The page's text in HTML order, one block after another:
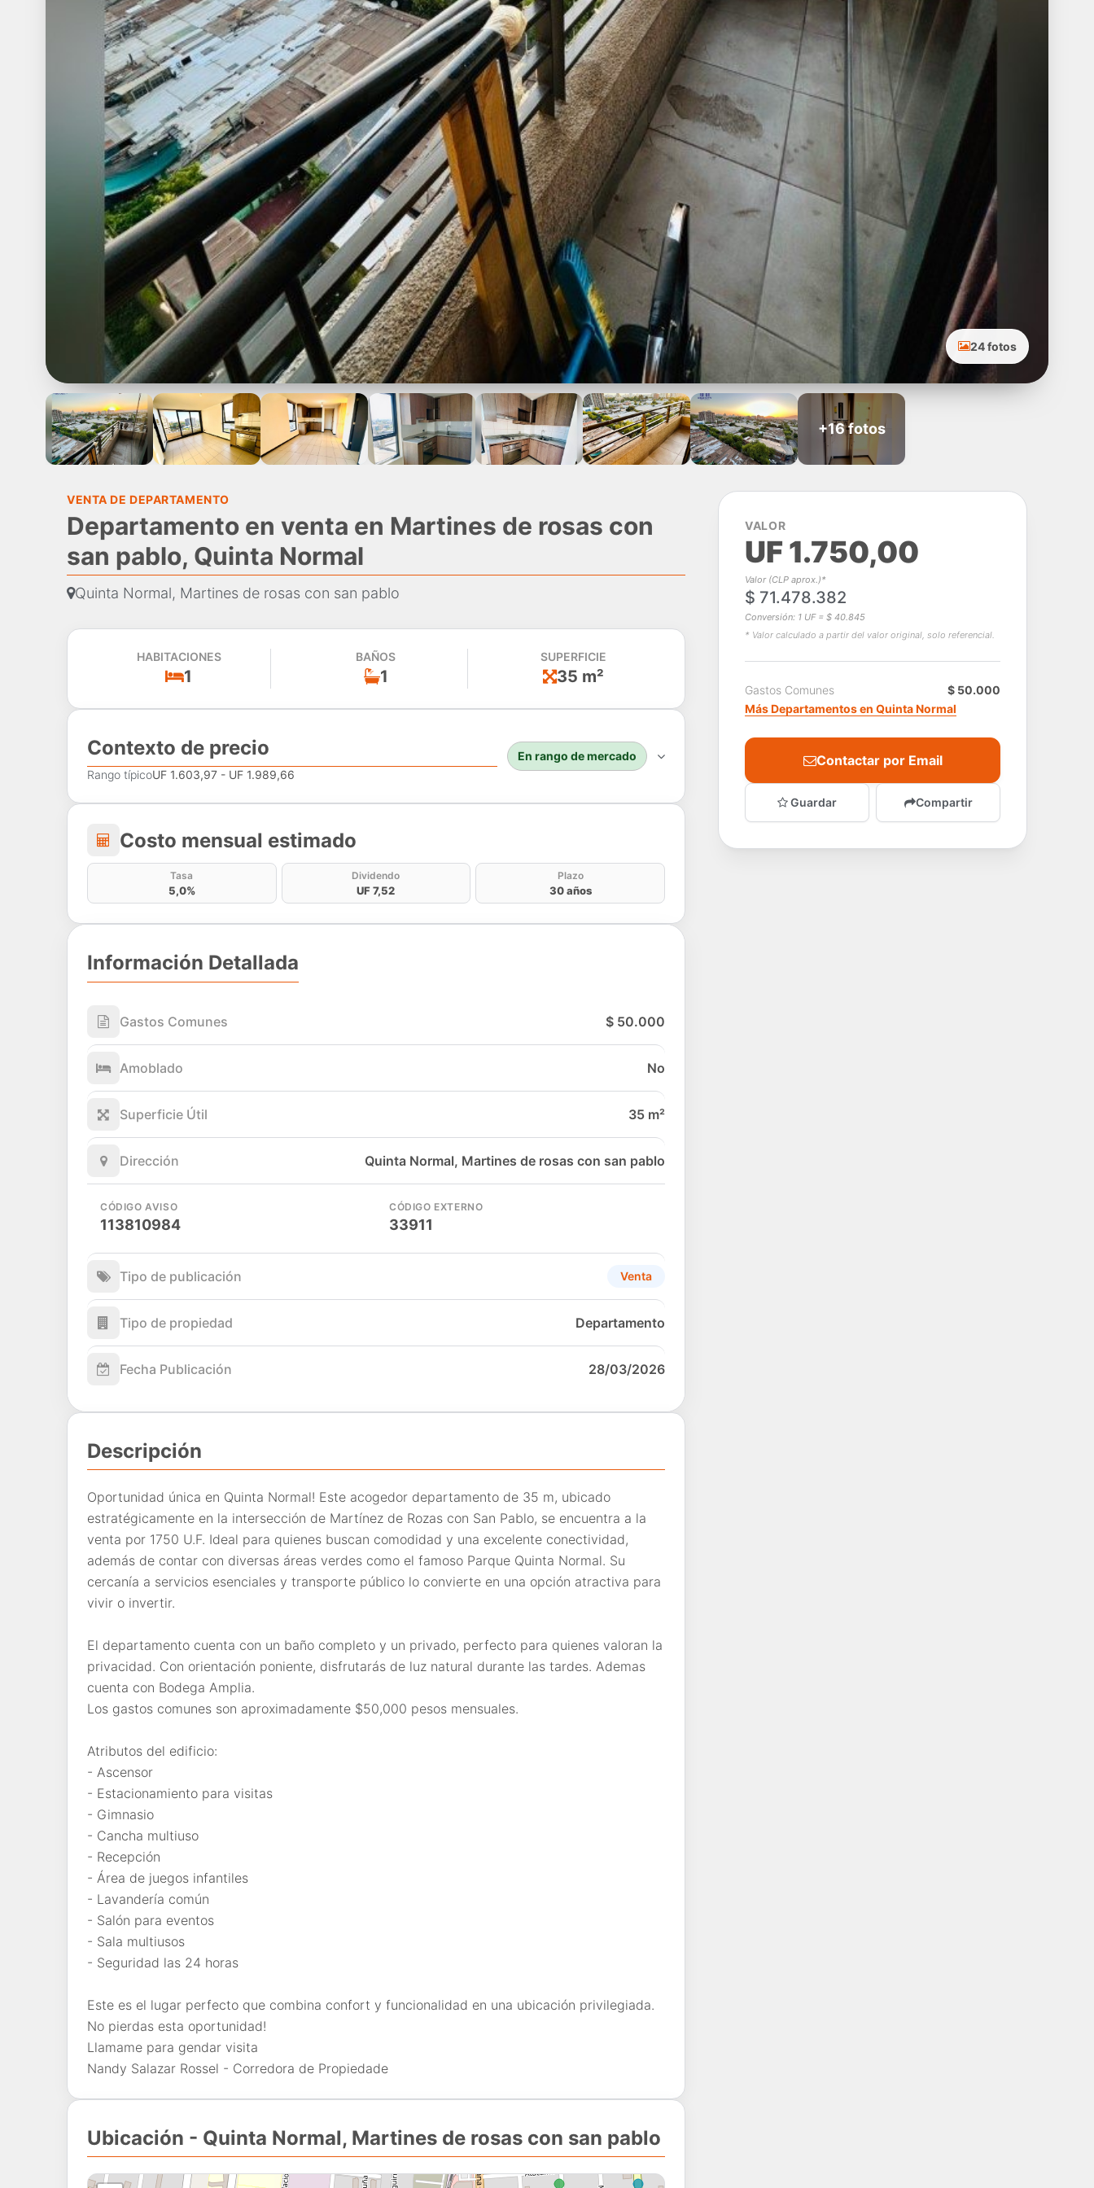
24 fotos
+16 fotos
VENTA DE DEPARTAMENTO
Departamento en venta en Martines de rosas con
san pablo, Quinta Normal
Quinta Normal, Martines de rosas con san pablo
HABITACIONES
1
BAÑOS
1
SUPERFICIE
35 m²
Contexto de precio
Rango típicoUF 1.603,97 - UF 1.989,66
En rango de mercado
Costo mensual estimado
Costo mensual estimado
Tasa
5,0%
Dividendo
UF 7,52
Plazo
30 años
Información Detallada
Gastos Comunes $ 50.000
Amoblado No
Superficie Útil 35 m²
Dirección Quinta Normal, Martines de rosas con san pablo
CÓDIGO AVISO
113810984
CÓDIGO EXTERNO
33911
Tipo de publicación Venta
Tipo de propiedad Departamento
Fecha Publicación 28/03/2026
Descripción
Oportunidad única en Quinta Normal! Este acogedor departamento de 35 m, ubicado
estratégicamente en la intersección de Martínez de Rozas con San Pablo, se encuentra a la
venta por 1750 U.F. Ideal para quienes buscan comodidad y una excelente conectividad,
además de contar con diversas áreas verdes como el famoso Parque Quinta Normal. Su
cercanía a servicios esenciales y transporte público lo convierte en una opción atractiva para
vivir o invertir.
El departamento cuenta con un baño completo y un privado, perfecto para quienes valoran la
privacidad. Con orientación poniente, disfrutarás de luz natural durante las tardes. Ademas
cuenta con Bodega Amplia.
Los gastos comunes son aproximadamente $50,000 pesos mensuales.
Atributos del edificio:
- Ascensor
- Estacionamiento para visitas
- Gimnasio
- Cancha multiuso
- Recepción
- Área de juegos infantiles
- Lavandería común
- Salón para eventos
- Sala multiusos
- Seguridad las 24 horas
Este es el lugar perfecto que combina confort y funcionalidad en una ubicación privilegiada.
No pierdas esta oportunidad!
Llamame para gendar visita
Nandy Salazar Rossel - Corredora de Propiedade
Ubicación - Quinta Normal, Martines de rosas con san pablo
VALOR
UF 1.750,00
Valor (CLP aprox.)*
$ 71.478.382
Conversión: 1 UF = $ 40.845
* Valor calculado a partir del valor original, solo referencial.
Gastos Comunes
$ 50.000
Más Departamentos en Quinta Normal
Contactar por Email
Guardar Compartir